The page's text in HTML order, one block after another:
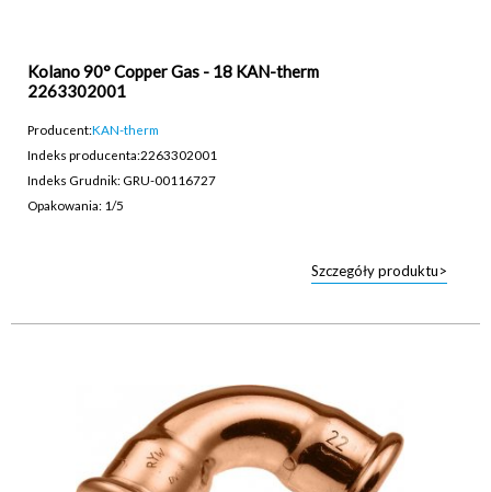
Kolano 90° Copper Gas - 18 KAN-therm
2263302001
Producent:KAN-therm
Indeks producenta:2263302001
Indeks Grudnik: GRU-00116727
Opakowania: 1/5
Szczegóły produktu>